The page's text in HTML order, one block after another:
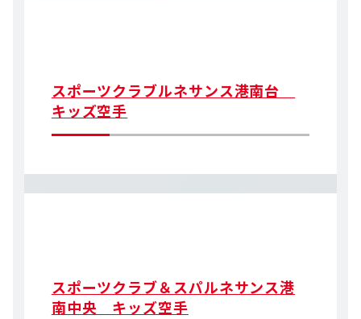
スポーツクラブルネサンス港南台
キッズ空手
スポーツクラブ＆スパルネサンス港
南中央 キッズ空手